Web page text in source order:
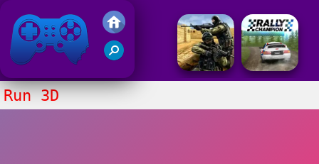
Gry Friv 5
Run 3D